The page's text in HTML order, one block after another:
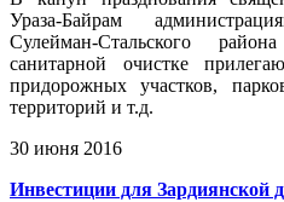
Ураза-Байрам
Сулейман-Стальского
санитарной очистке
придорожных участков,
территорий и т.д.
30 июня 2016
Инвестиции для Зардиянской